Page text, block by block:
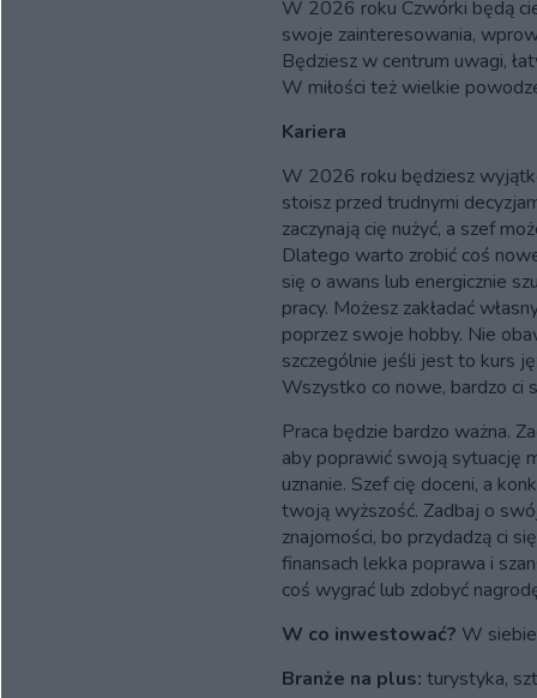
W 2026 roku Czwórki będą
swoje zainteresowania,
Będziesz w centrum uwagi,
W miłości też wielkie
Kariera
W 2026 roku będziesz
stoisz przed trudnymi
zaczynają cię nużyć, a szef
Dlatego warto zrobić coś
się o awans lub energicznie
pracy. Możesz zakładać
poprzez swoje hobby. Nie
szczególnie jeśli jest to kurs
Wszystko co nowe, bardzo ci
Praca będzie bardzo ważna.
aby poprawić swoją sytuację
uznanie. Szef cię doceni, a
twoją wyższość. Zadbaj o
znajomości, bo przydadzą ci
finansach lekka poprawa i
coś wygrać lub zdobyć
W co inwestować? W
Branże na plus: turystyka,